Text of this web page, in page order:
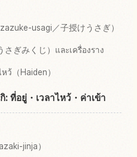
usagi／子授けうさぎ）
ぎみくじ）และเครื่องราง
ว้（Haiden）
ที่อยู่・เวลาไหว้・ค่าเข้า
jinja）